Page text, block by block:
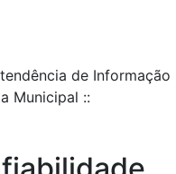
de Informação
Municipal ::